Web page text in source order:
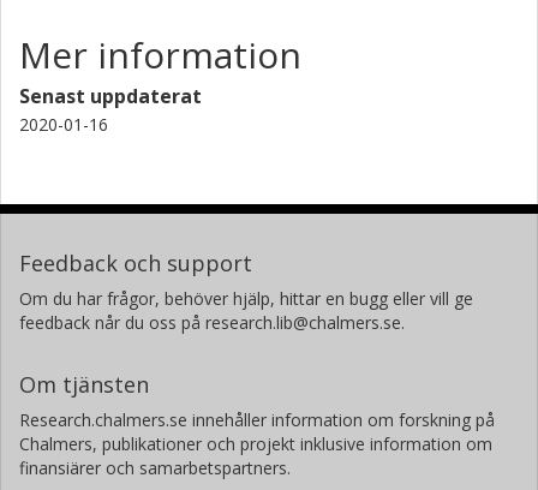
Mer information
Senast uppdaterat
2020-01-16
Feedback och support
Om du har frågor, behöver hjälp, hittar en bugg eller vill ge
feedback når du oss på research.lib@chalmers.se.
Om tjänsten
Research.chalmers.se innehåller information om forskning på
Chalmers, publikationer och projekt inklusive information om
finansiärer och samarbetspartners.